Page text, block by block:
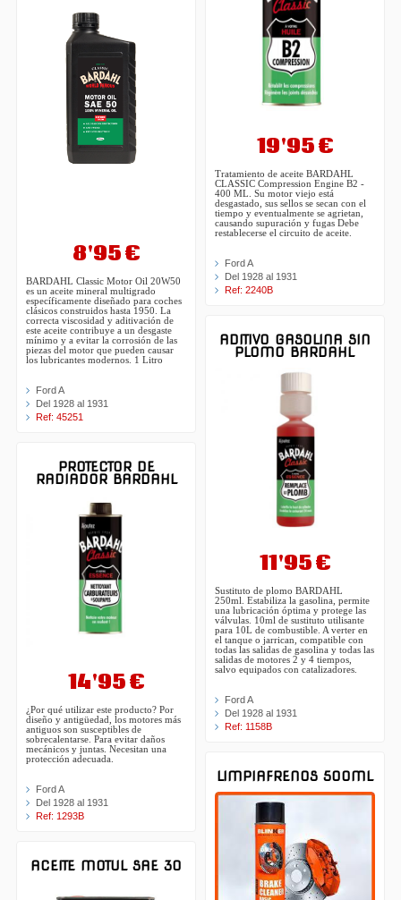
8'95 €
BARDAHL Classic Motor Oil 20W50
es un aceite mineral multigrado
específicamente diseñado para coches
clásicos construidos hasta 1950. La
correcta viscosidad y aditivación de
este aceite contribuye a un desgaste
mínimo y a evitar la corrosión de las
piezas del motor que pueden causar
los lubricantes modernos. 1 Litro
Ford A
Del 1928 al 1931
Ref: 45251
PROTECTOR DE
RADIADOR BARDAHL
14'95 €
¿Por qué utilizar este producto? Por
diseño y antigüedad, los motores más
antiguos son susceptibles de
sobrecalentarse. Para evitar daños
mecánicos y juntas. Necesitan una
protección adecuada.
Ford A
Del 1928 al 1931
Ref: 1293B
ACEITE MOTUL SAE 30
19'95 €
Tratamiento de aceite BARDAHL
CLASSIC Compression Engine B2 -
400 ML. Su motor viejo está
desgastado, sus sellos se secan con el
tiempo y eventualmente se agrietan,
causando supuración y fugas Debe
restablecerse el circuito de aceite.
Ford A
Del 1928 al 1931
Ref: 2240B
ADITIVO GASOLINA SIN
PLOMO BARDAHL
11'95 €
Sustituto de plomo BARDAHL
250ml. Estabiliza la gasolina, permite
una lubricación óptima y protege las
válvulas. 10ml de sustituto utilisante
para 10L de combustible. A verter en
el tanque o jarrican, compatible con
todas las salidas de gasolina y todas las
salidas de motores 2 y 4 tiempos,
salvo equipados con catalizadores.
Ford A
Del 1928 al 1931
Ref: 1158B
LIMPIAFRENOS 500ML